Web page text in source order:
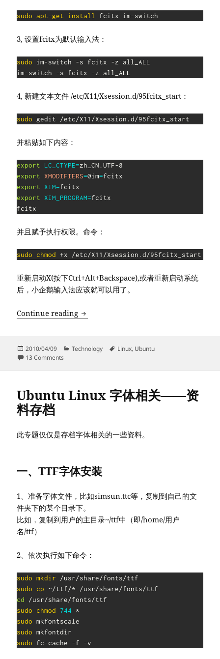
sudo apt-get install fcitx im-switch
3, 设置fcitx为默认输入法：
sudo im-switch -s fcitx -z all_ALL
im-switch -s fcitx -z all_ALL
4, 新建文本文件 /etc/X11/Xsession.d/95fcitx_start：
sudo gedit /etc/X11/Xsession.d/95fcitx_start
并粘贴如下内容：
export LC_CTYPE=
export XMODIFIERS=@im=
export XIM=
export XIM_PROGRAM=fcitx
fcitx
并且赋予执行权限。命令：
sudo chmod +x /etc/X11/Xsession.d/95fcitx_start
重新启动X(按下Ctrl+Alt+Backspace),或者重新启动系统
后，小企鹅输入法应该就可以用了。
Continue reading Ubuntu 下 fcitx 小企鹅输入法 相关资料
Posted
on
2010/04/09 Categories
Technology Tags
Linux, Ubuntu
13 Comments
Ubuntu Linux 字体相关——资
料存档
此专题仅仅是存档字体相关的一些资料。
一、TTF字体安装
1、准备字体文件，比如simsun.ttc等，复制到自己的文
件夹下的某个目录下。
比如，复制到用户的主目录~/ttf中（即/home/用户
名/ttf）
2、依次执行如下命令：
sudo mkdir
sudo
cp
cd
sudo
chmod 744
sudo
sudo
sudo fc-cache -f -v